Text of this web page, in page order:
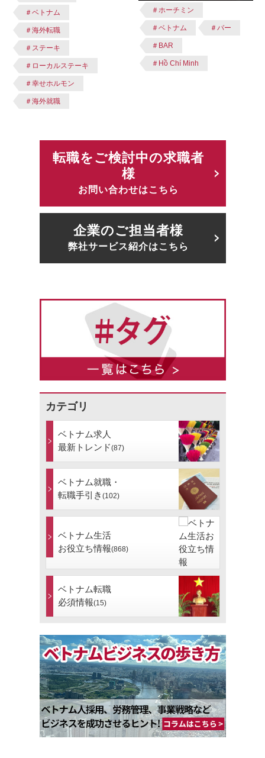
＃ベトナム
＃海外転職
＃ステーキ
＃ローカルステーキ
＃幸せホルモン
＃海外就職
＃ホーチミン
＃ベトナム ＃バー
＃BAR
＃Hồ Chí Minh
転職をご検討中の求職者
様
お問い合わせはこちら
企業のご担当者様
弊社サービス紹介はこちら
カテゴリ
ベトナム求人
最新トレンド(87)
ベトナム就職・
転職手引き (102)
ベトナム生活
お役立ち情報(868)
ベトナム転職
必須情報(15)